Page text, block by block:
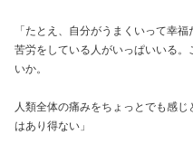
「たとえ、自分がうまくいって幸
苦労をしている人がいっぱいいる
いか。
人類全体の痛みをちょっとでも感
はあり得ない」